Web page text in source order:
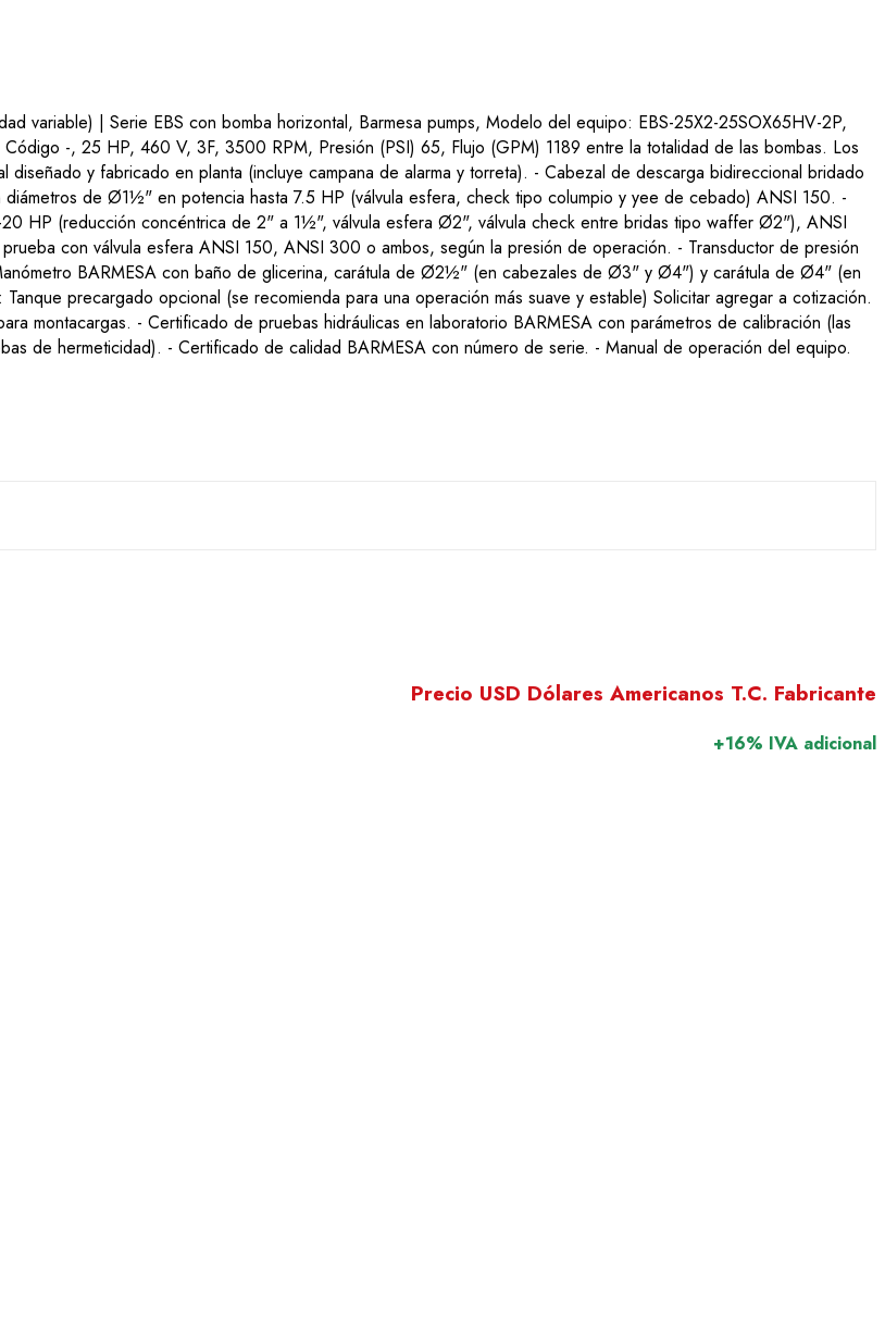
variable) | Serie EBS con bomba horizontal, Barmesa pumps, Modelo del equipo: EBS-25X2-25SOX65HV-2P,
-, 25 HP, 460 V, 3F, 3500 RPM, Presión (PSI) 65, Flujo (GPM) 1189 entre la totalidad de las bombas. Los
y fabricado en planta (incluye campana de alarma y torreta). - Cabezal de descarga bidireccional bridado
de Ø1½" en potencia hasta 7.5 HP (válvula esfera, check tipo columpio y yee de cebado) ANSI 150. -
HP (reducción concéntrica de 2" a 1½", válvula esfera Ø2", válvula check entre bridas tipo waffer Ø2"), ANSI
con válvula esfera ANSI 150, ANSI 300 o ambos, según la presión de operación. - Transductor de presión
BARMESA con baño de glicerina, carátula de Ø2½" (en cabezales de Ø3" y Ø4") y carátula de Ø4" (en
precargado opcional (se recomienda para una operación más suave y estable) Solicitar agregar a cotización.
montacargas. - Certificado de pruebas hidráulicas en laboratorio BARMESA con parámetros de calibración (las
de hermeticidad). - Certificado de calidad BARMESA con número de serie. - Manual de operación del equipo.
Precio USD Dólares Americanos T.C. Fabricante
+16% IVA adicional